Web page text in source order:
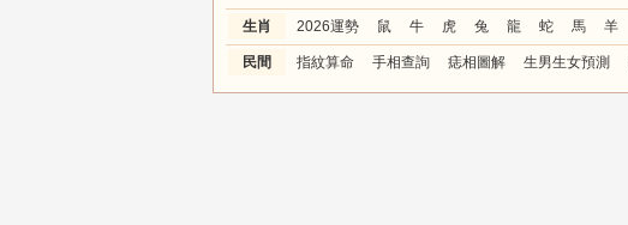
生肖 2026運勢 鼠 牛 虎 兔 龍 蛇 馬 羊
民間 指紋算命 手相查詢 痣相圖解 生男生女預測